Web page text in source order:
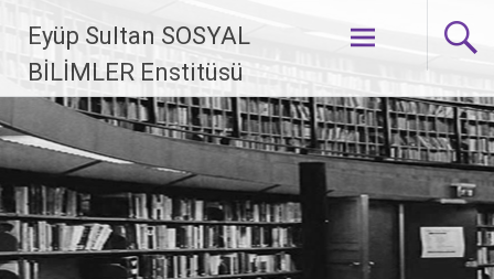
Eyüp Sultan SOSYAL
BİLİMLER Enstitüsü
İçeriğe geç